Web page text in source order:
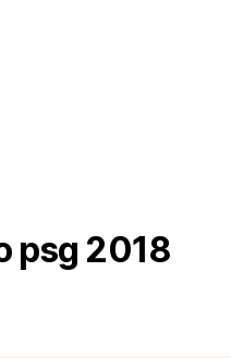
psg 2018